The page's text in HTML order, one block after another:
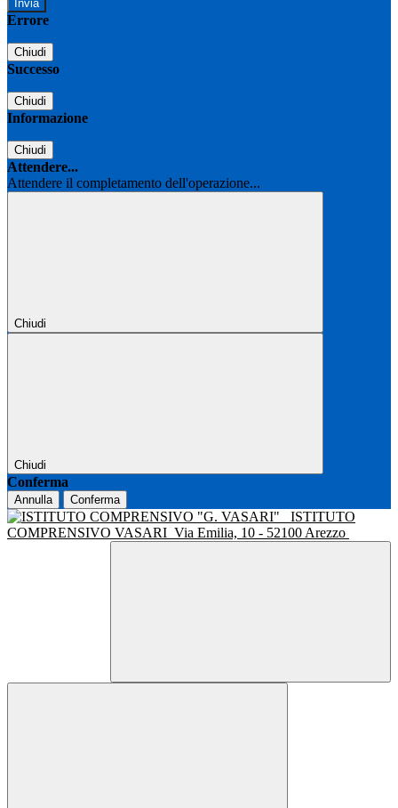
Errore
Chiudi
Successo
Chiudi
Informazione
Chiudi
Attendere...
Attendere il completamento dell'operazione...
Chiudi
Chiudi
Conferma
Annulla Conferma
ISTITUTO
COMPRENSIVO VASARI Via Emilia, 10 - 52100 Arezzo